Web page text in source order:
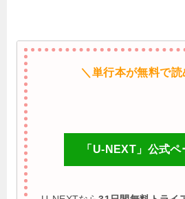
＼単行本が無料で読
「U-NEXT」公式